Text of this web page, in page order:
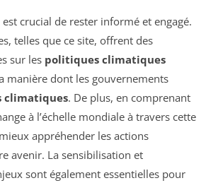
crucial de rester informé et engagé.
telles que ce site, offrent des
sur les politiques climatiques
manière dont les gouvernements
climatiques. De plus, en comprenant
à l’échelle mondiale à travers cette
appréhender les actions
avenir. La sensibilisation et
sont également essentielles pour